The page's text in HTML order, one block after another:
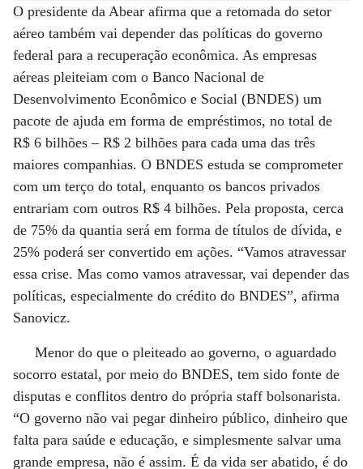
O presidente da Abear afirma que a retomada do setor
aéreo também vai depender das políticas do governo
federal para a recuperação econômica. As empresas
aéreas pleiteiam com o Banco Nacional de
Desenvolvimento Econômico e Social (BNDES) um
pacote de ajuda em forma de empréstimos, no total de
R$ 6 bilhões – R$ 2 bilhões para cada uma das três
maiores companhias. O BNDES estuda se comprometer
com um terço do total, enquanto os bancos privados
entrariam com outros R$ 4 bilhões. Pela proposta, cerca
de 75% da quantia será em forma de títulos de dívida, e
25% poderá ser convertido em ações. “Vamos atravessar
essa crise. Mas como vamos atravessar, vai depender das
políticas, especialmente do crédito do BNDES”, afirma
Sanovicz.
Menor do que o pleiteado ao governo, o aguardado
socorro estatal, por meio do BNDES, tem sido fonte de
disputas e conflitos dentro do própria staff bolsonarista.
“O governo não vai pegar dinheiro público, dinheiro que
falta para saúde e educação, e simplesmente salvar uma
grande empresa, não é assim. É da vida ser abatido, é do